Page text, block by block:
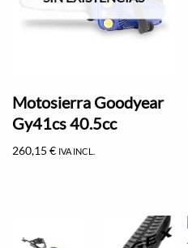
Motosierra Goodyear
Gy41cs 40.5cc
260,15 € IVA INCL.